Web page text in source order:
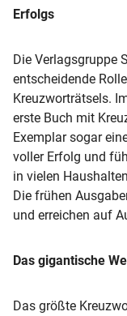
Erfolgs
Die Verlagsgruppe
entscheidende
Kreuzworträtsels.
erste Buch mit
Exemplar sogar
voller Erfolg und
in vielen
Die frühen
und erreichen auf
Das gigantische
Das größte